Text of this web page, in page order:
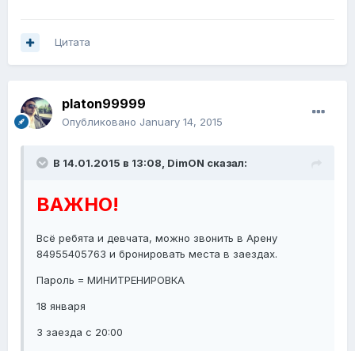
Цитата
platon99999
Опубликовано January 14, 2015
В 14.01.2015 в 13:08, DimON сказал:
ВАЖНО!
Всё ребята и девчата, можно звонить в Арену
84955405763 и бронировать места в заездах.
Пароль = МИНИТРЕНИРОВКА
18 января
3 заезда с 20:00